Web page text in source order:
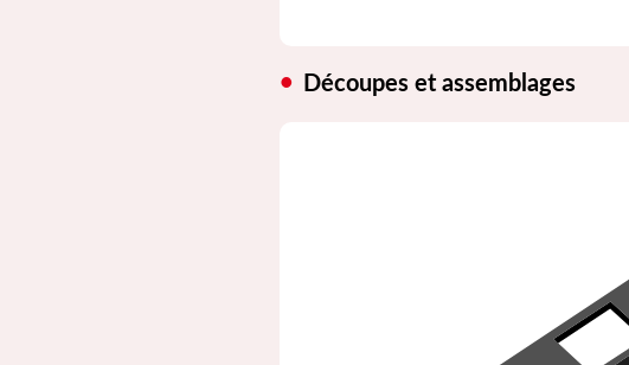
Découpes et assemblages